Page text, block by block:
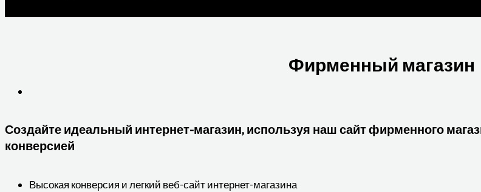
Фирменный магазин
Создайте идеальный интернет-магазин, используя наш сайт фирменного
конверсией
Высокая конверсия и легкий веб-сайт интернет-магазина